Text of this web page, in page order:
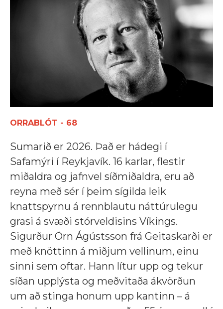
ORRABLÓT - 68
Sumarið er 2026. Það er hádegi í
Safamýri í Reykjavík. 16 karlar, flestir
miðaldra og jafnvel síðmiðaldra, eru að
reyna með sér í þeim sígilda leik
knattspyrnu á rennblautu náttúrulegu
grasi á svæði stórveldisins Víkings.
Sigurður Örn Ágústsson frá Geitaskarði er
með knöttinn á miðjum vellinum, einu
sinni sem oftar. Hann lítur upp og tekur
síðan upplýsta og meðvitaða ákvörðun
um að stinga honum upp kantinn – á